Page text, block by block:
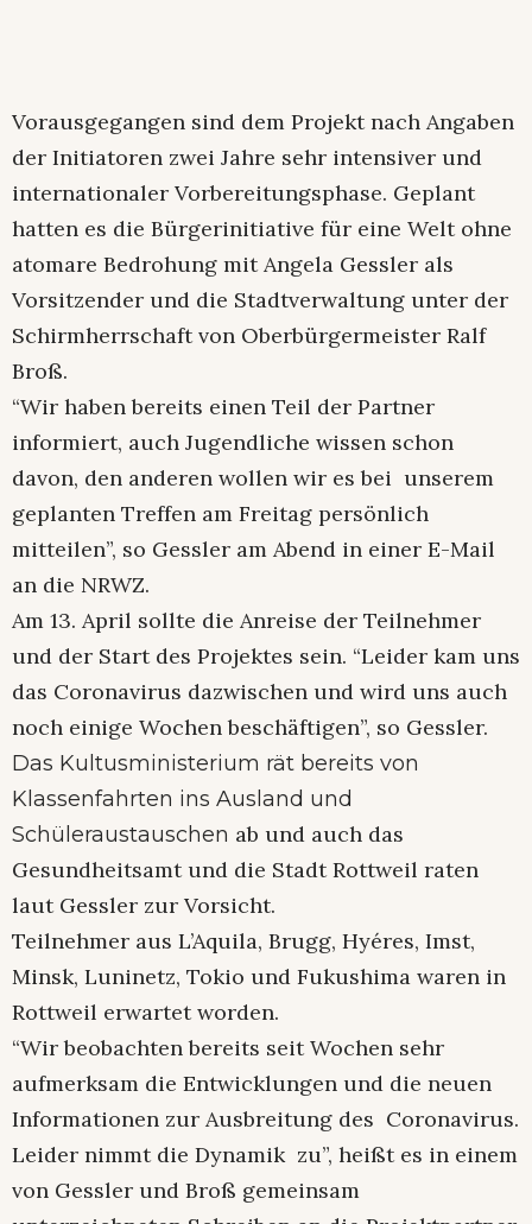
Vorausgegangen sind dem Projekt nach Angaben
der Initiatoren zwei Jahre sehr intensiver und
internationaler Vorbereitungsphase. Geplant
hatten es die Bürgerinitiative für eine Welt ohne
atomare Bedrohung mit Angela Gessler als
Vorsitzender und die Stadtverwaltung unter der
Schirmherrschaft von Oberbürgermeister Ralf
Broß.
“Wir haben bereits einen Teil der Partner
informiert, auch Jugendliche wissen schon
davon, den anderen wollen wir es bei unserem
geplanten Treffen am Freitag persönlich
mitteilen”, so Gessler am Abend in einer E-Mail
an die NRWZ.
Am 13. April sollte die Anreise der Teilnehmer
und der Start des Projektes sein. “Leider kam uns
das Coronavirus dazwischen und wird uns auch
noch einige Wochen beschäftigen”, so Gessler.
Das Kultusministerium rät bereits von
Klassenfahrten ins Ausland und
Schüleraustauschen ab und auch das
Gesundheitsamt und die Stadt Rottweil raten
laut Gessler zur Vorsicht.
Teilnehmer aus L’Aquila, Brugg, Hyéres, Imst,
Minsk, Luninetz, Tokio und Fukushima waren in
Rottweil erwartet worden.
“Wir beobachten bereits seit Wochen sehr
aufmerksam die Entwicklungen und die neuen
Informationen zur Ausbreitung des Coronavirus.
Leider nimmt die Dynamik zu”, heißt es in einem
von Gessler und Broß gemeinsam